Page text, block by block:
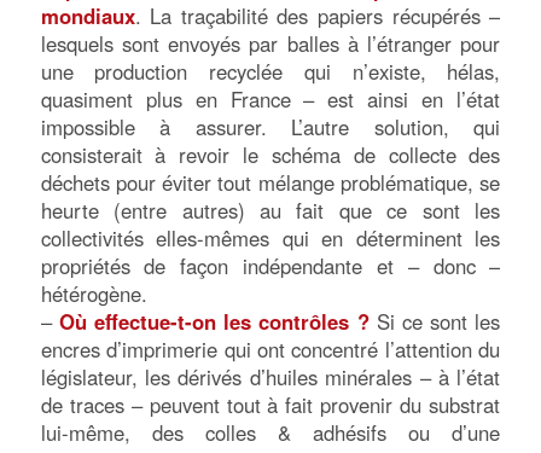
mondiaux. La traçabilité des papiers récupérés –
lesquels sont envoyés par balles à l’étranger pour
une production recyclée qui n’existe, hélas,
quasiment plus en France – est ainsi en l’état
impossible à assurer. L’autre solution, qui
consisterait à revoir le schéma de collecte des
déchets pour éviter tout mélange problématique, se
heurte (entre autres) au fait que ce sont les
collectivités elles-mêmes qui en déterminent les
propriétés de façon indépendante et – donc –
hétérogène.
– Où effectue-t-on les contrôles ?Si ce sont les
encres d’imprimerie qui ont concentré l’attention du
législateur, les dérivés d’huiles minérales – à l’état
de traces – peuvent tout à fait provenir du substrat
lui-même, des colles & adhésifs ou d’une